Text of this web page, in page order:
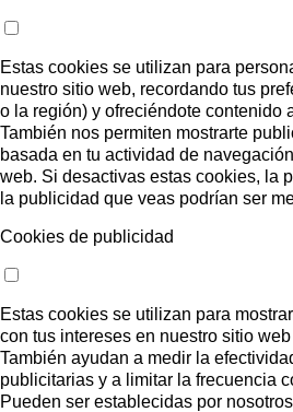
Estas cookies se utilizan para
nuestro sitio web, recordando tus
o la región) y ofreciéndote contenido
También nos permiten mostrarte
basada en tu actividad de
web. Si desactivas estas cookies, la
la publicidad que veas podrían ser
Cookies de publicidad
Estas cookies se utilizan para
con tus intereses en nuestro sitio
También ayudan a medir la
publicitarias y a limitar la frecuencia
Pueden ser establecidas por